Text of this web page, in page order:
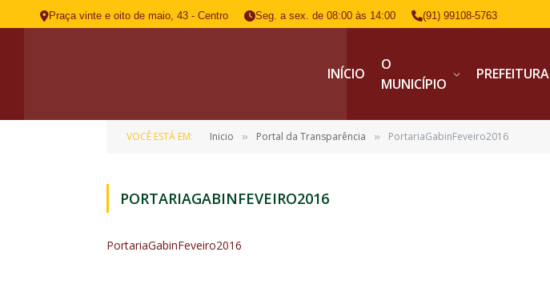
Praça vinte e oito de maio, 43 - Centro Seg. a sex. de 08:00 às 14:00 (91) 99108-5763
INÍCIO
O
MUNICÍPIO
PREFEITURA
VOCÊ ESTÁ EM: Inicio » Portal da Transparência » PortariaGabinFeveiro2016
PORTARIAGABINFEVEIRO2016
PortariaGabinFeveiro2016